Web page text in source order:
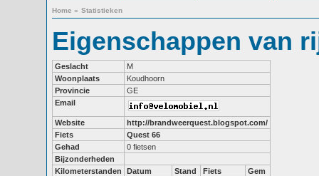
Home » Statistieken
Eigenschappen van
Geslacht
M
Woonplaats
Koudhoorn
Provincie
GE
Email
Website
http://brandweerquest.blogspot.com/
Fiets
Quest 66
Gehad
0 fietsen
Bijzonderheden
Kilometerstanden
Datum Stand Fiets
Gem